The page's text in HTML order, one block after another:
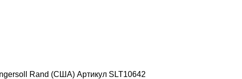
Rand (США) Артикул SLT10642